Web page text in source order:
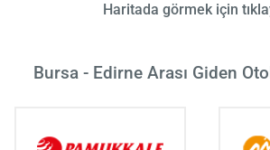
Haritada görmek için
Bursa - Edirne Arası Giden